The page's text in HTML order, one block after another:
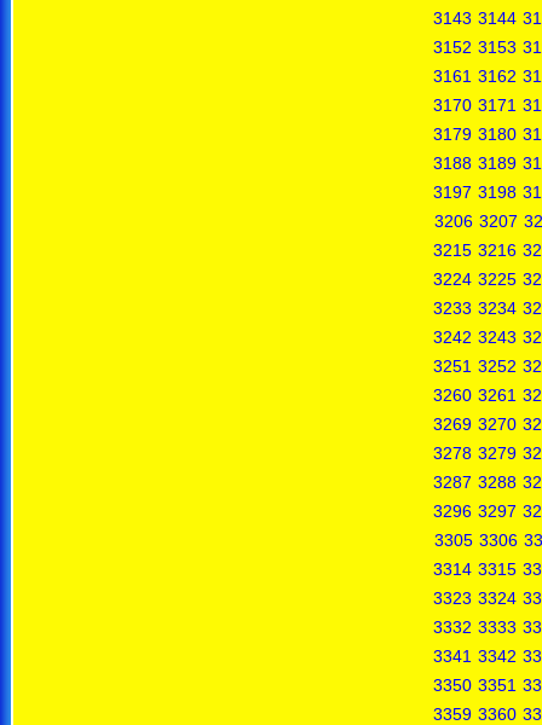
3143 3144
3152 3153
3161 3162
3170 3171
3179 3180
3188 3189
3197 3198
3206 3207
3215 3216
3224 3225
3233 3234
3242 3243
3251 3252
3260 3261
3269 3270
3278 3279
3287 3288
3296 3297
3305 3306
3314 3315
3323 3324
3332 3333
3341 3342
3350 3351
3359 3360